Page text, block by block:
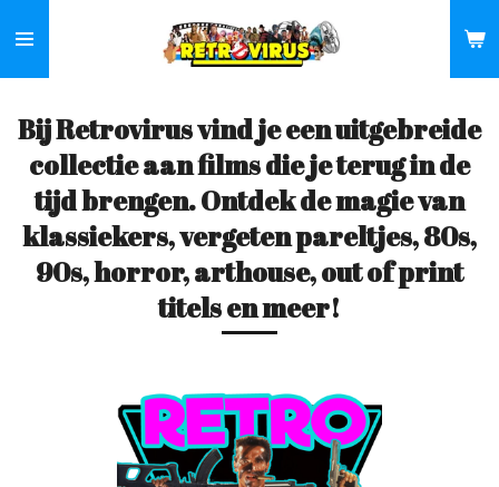
direct
naar
hoofdinhoud
Bij Retrovirus vind je een uitgebreide
collectie aan films die je terug in de
tijd brengen. Ontdek de magie van
klassiekers, vergeten pareltjes, 80s,
90s, horror, arthouse, out of print
titels en meer!